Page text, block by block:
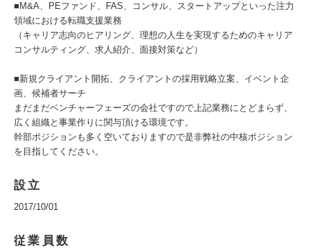
■M&A、PEファンド、FAS、コンサル、スタートアップといった注力
領域における転職支援業務
（キャリア志向のヒアリング、理想の人生を実現するためのキャリア
コンサルティング、求人紹介、面接対策など）
■新規クライアント開拓、クライアントの採用戦略立案、イベント企
画、候補者サーチ
まだまだベンチャーフェーズの会社ですので上記業務にとどまらず、
広く組織と事業作りに関与頂ける環境です。
幹部ポジションも多く空いておりますので是非弊社の中核ポジション
を目指してください。
設立
2017/10/01
従業員数